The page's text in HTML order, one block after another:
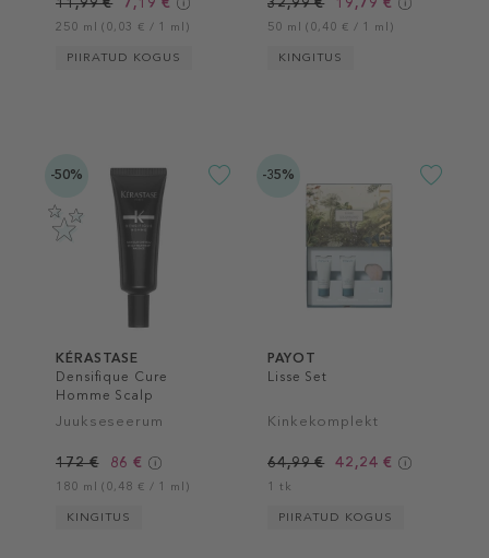
250 ml (0,03 € / 1 ml)
PIIRATUD KOGUS
50 ml (0,40 € / 1 ml)
KINGITUS
-50%
KÉRASTASE
Densifique Cure
Homme Scalp
Treatment
Juukseseerum
172 € 86 €
180 ml (0,48 € / 1 ml)
KINGITUS
-35%
PAYOT
Lisse Set
Kinkekomplekt
64,99 € 42,24 €
1 tk
PIIRATUD KOGUS